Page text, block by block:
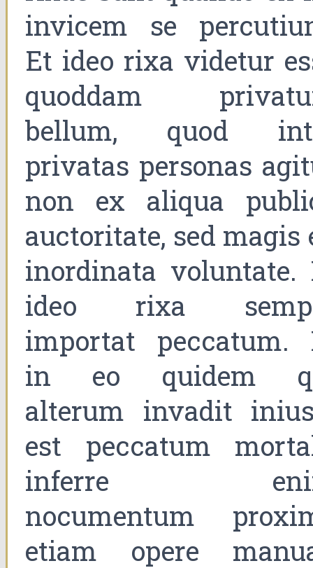
invicem se
Et ideo rixa videtur
quoddam
bellum, quod
privatas personas
non ex aliqua
auctoritate, sed magis
inordinata voluntate.
ideo rixa
importat peccatum.
in eo quidem
alterum invadit
est peccatum
inferre
nocumentum
etiam opere